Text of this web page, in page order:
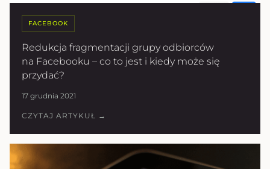
FACEBOOK
Redukcja fragmentacji grupy odbiorców
na Facebooku – co to jest i kiedy może się
przydać?
17 grudnia 2021
CZYTAJ ARTYKUŁ →